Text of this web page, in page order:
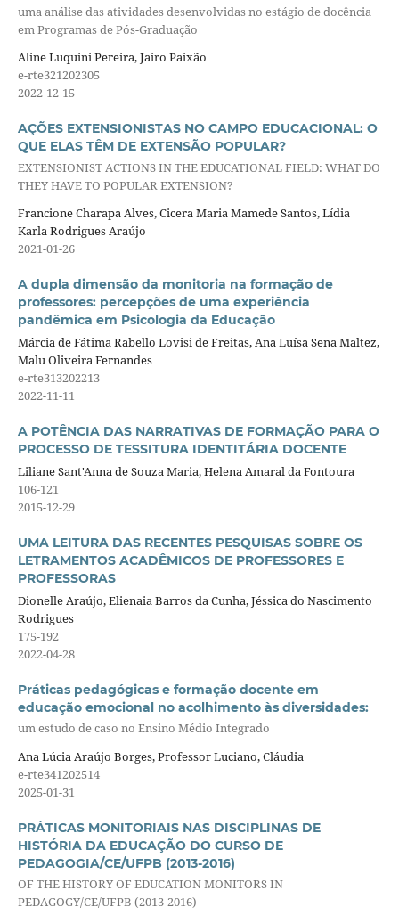
uma análise das atividades desenvolvidas no estágio de docência
em Programas de Pós-Graduação
Aline Luquini Pereira, Jairo Paixão
e-rte321202305
2022-12-15
AÇÕES EXTENSIONISTAS NO CAMPO EDUCACIONAL: O
QUE ELAS TÊM DE EXTENSÃO POPULAR?
EXTENSIONIST ACTIONS IN THE EDUCATIONAL FIELD: WHAT DO
THEY HAVE TO POPULAR EXTENSION?
Francione Charapa Alves, Cicera Maria Mamede Santos, Lídia
Karla Rodrigues Araújo
2021-01-26
A dupla dimensão da monitoria na formação de
professores: percepções de uma experiência
pandêmica em Psicologia da Educação
Márcia de Fátima Rabello Lovisi de Freitas, Ana Luísa Sena Maltez,
Malu Oliveira Fernandes
e-rte313202213
2022-11-11
A POTÊNCIA DAS NARRATIVAS DE FORMAÇÃO PARA O
PROCESSO DE TESSITURA IDENTITÁRIA DOCENTE
Liliane Sant'Anna de Souza Maria, Helena Amaral da Fontoura
106-121
2015-12-29
UMA LEITURA DAS RECENTES PESQUISAS SOBRE OS
LETRAMENTOS ACADÊMICOS DE PROFESSORES E
PROFESSORAS
Dionelle Araújo, Elienaia Barros da Cunha, Jéssica do Nascimento
Rodrigues
175-192
2022-04-28
Práticas pedagógicas e formação docente em
educação emocional no acolhimento às diversidades:
um estudo de caso no Ensino Médio Integrado
Ana Lúcia Araújo Borges, Professor Luciano, Cláudia
e-rte341202514
2025-01-31
PRÁTICAS MONITORIAIS NAS DISCIPLINAS DE
HISTÓRIA DA EDUCAÇÃO DO CURSO DE
PEDAGOGIA/CE/UFPB (2013-2016)
OF THE HISTORY OF EDUCATION MONITORS IN
PEDAGOGY/CE/UFPB (2013-2016)